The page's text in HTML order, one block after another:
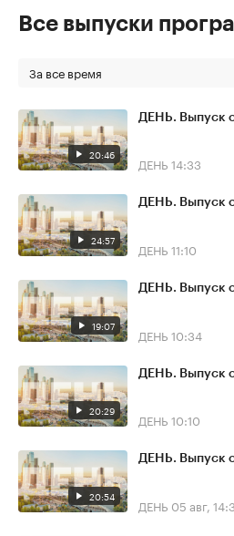
Все выпуски
За все время
20:46
ДЕНЬ. Выпуск
ДЕНЬ 14:33
24:57
ДЕНЬ. Выпуск
ДЕНЬ 11:10
19:07
ДЕНЬ. Выпуск
ДЕНЬ 10:34
20:29
ДЕНЬ. Выпуск
ДЕНЬ 10:10
20:54
ДЕНЬ. Выпуск
ДЕНЬ 05 авг,